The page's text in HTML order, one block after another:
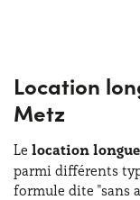
Location
Metz
Le location
parmi différents
formule dite "sans